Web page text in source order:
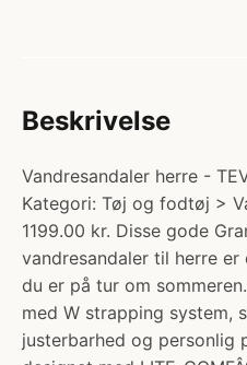
Beskrivelse
Vandresandaler herre -
Kategori: Tøj og fodtøj >
1199.00 kr. Disse gode
vandresandaler til herre
du er på tur om
med W strapping system,
justerbarhed og personlig